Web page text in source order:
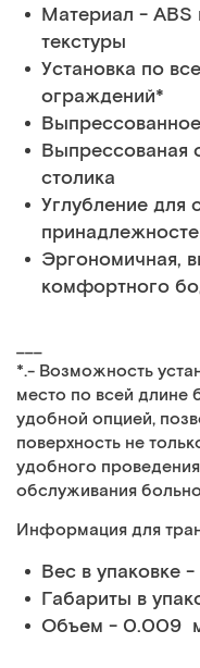
Материал - ABS
текстуры
Установка по
ограждений*
Выпрессованая
столика
Углубление для
Эргономичная,
комфортного
___
*.- Возможность
место по всей длине
удобной опцией,
поверхность не
удобного
обслуживания
Информация для
Вес в упаковке -
Габариты в
Объем - 0.009